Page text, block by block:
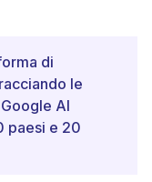
di
le
AI
paesi e 20